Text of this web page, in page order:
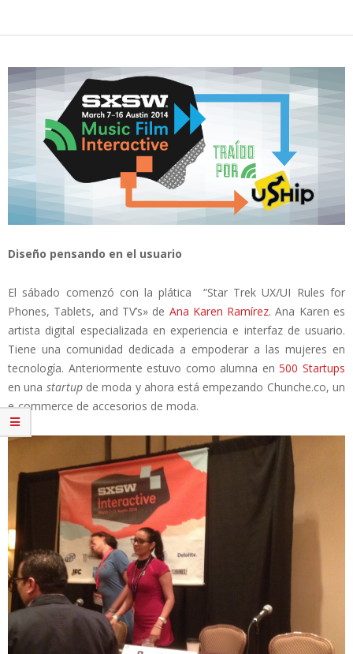
Diseño pensando en el usuario
El sábado comenzó con la plática “Star Trek UX/UI Rules for
Phones, Tablets, and TV’s» de Ana Karen Ramírez. Ana Karen es
artista digital especializada en experiencia e interfaz de usuario.
Tiene una comunidad dedicada a empoderar a las mujeres en
tecnología. Anteriormente estuvo como alumna en500 Startups
en una startupde moda y ahora está empezando Chunche.co, un
e-commerce de accesorios de moda.